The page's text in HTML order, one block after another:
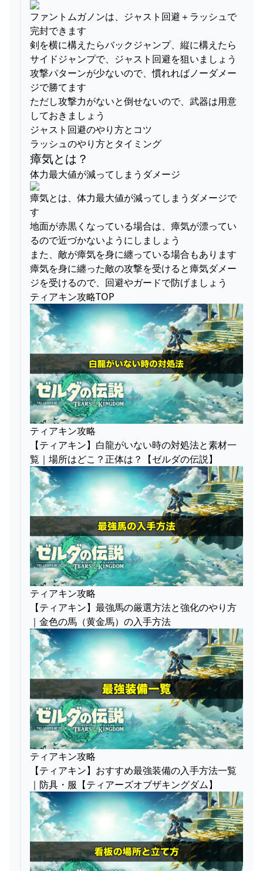
ファントムガノンは、ジャスト回避＋ラッシュで
完封できます
剣を横に構えたらバックジャンプ、縦に構えたら
サイドジャンプで、ジャスト回避を狙いましょう
攻撃パターンが少ないので、慣れればノーダメー
ジで勝てます
ただし攻撃力がないと倒せないので、武器は用意
しておきましょう
ジャスト回避のやり方とコツ
ラッシュのやり方とタイミング
瘴気とは？
体力最大値が減ってしまうダメージ
瘴気とは、体力最大値が減ってしまうダメージで
す
地面が赤黒くなっている場合は、瘴気が漂ってい
るので近づかないようにしましょう
また、敵が瘴気を身に纏っている場合もあります
瘴気を身に纏った敵の攻撃を受けると瘴気ダメー
ジを受けるので、回避やガードで防げましょう
ティアキン攻略TOP
ティアキン攻略
【ティアキン】白龍がいない時の対処法と素材一
覧｜場所はどこ？正体は？【ゼルダの伝説】
ティアキン攻略
【ティアキン】最強馬の厳選方法と強化のやり方
｜金色の馬（黄金馬）の入手方法
ティアキン攻略
【ティアキン】おすすめ最強装備の入手方法一覧
｜防具・服【ティアーズオブザキングダム】